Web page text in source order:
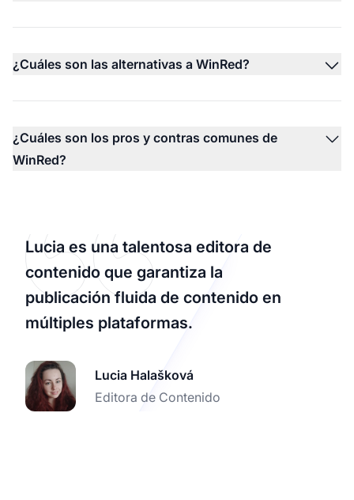
¿Cuáles son las alternativas a WinRed?
¿Cuáles son los pros y contras comunes de
WinRed?
Lucia es una talentosa editora de
contenido que garantiza la
publicación fluida de contenido en
múltiples plataformas.
Lucia Halašková
Editora de Contenido